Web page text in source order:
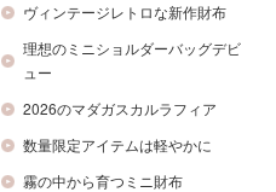
ヴィンテージレトロな新作財布
理想のミニショルダーバッグデビ
ュー
2026のマダガスカルラフィア
数量限定アイテムは軽やかに
霧の中から育つミニ財布